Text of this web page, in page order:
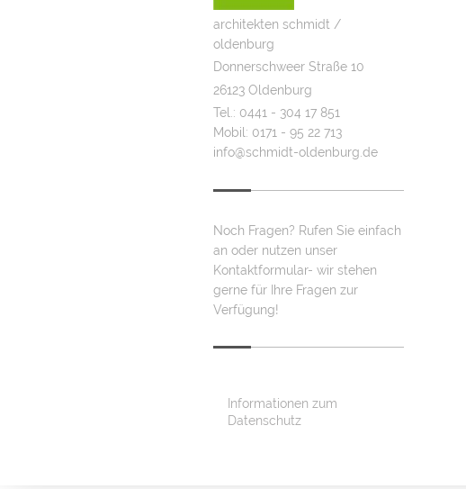
architekten schmidt /
oldenburg
Donnerschweer Straße 10
26123 Oldenburg
Tel.: 0441 - 304 17 851
Mobil: 0171 - 95 22 713
info@schmidt-oldenburg.de
Noch Fragen? Rufen Sie einfach
an oder nutzen unser
Kontaktformular- wir stehen
gerne für Ihre Fragen zur
Verfügung!
Informationen zum
Datenschutz